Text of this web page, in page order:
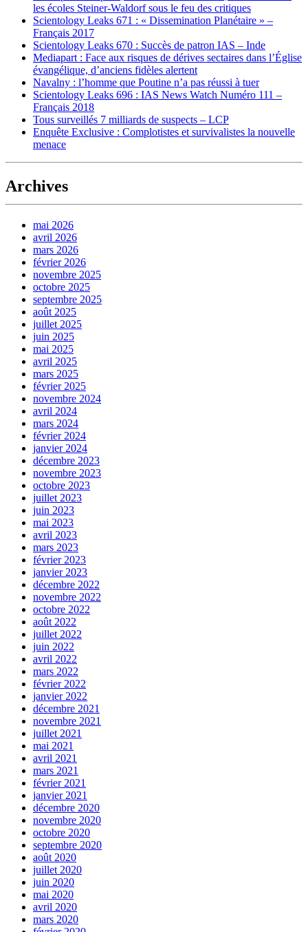
les écoles Steiner-Waldorf sous le feu des critiques
Scientology Leaks 671 : « Dissemination Planétaire » –
Français 2017
Scientology Leaks 670 : Succès de patron IAS – Inde
Mediapart : Face aux risques de dérives sectaires dans l’Église
évangélique, d’anciens fidèles alertent
Navalny : l’homme que Poutine n’a pas réussi à tuer
Scientology Leaks 696 : IAS News Watch Numéro 111 –
Français 2018
Tous surveillés 7 milliards de suspects – LCP
Enquête Exclusive : Complotistes et survivalistes la nouvelle
menace
Archives
mai 2026
avril 2026
mars 2026
février 2026
novembre 2025
octobre 2025
septembre 2025
août 2025
juillet 2025
juin 2025
mai 2025
avril 2025
mars 2025
février 2025
novembre 2024
avril 2024
mars 2024
février 2024
janvier 2024
décembre 2023
novembre 2023
octobre 2023
juillet 2023
juin 2023
mai 2023
avril 2023
mars 2023
février 2023
janvier 2023
décembre 2022
novembre 2022
octobre 2022
août 2022
juillet 2022
juin 2022
avril 2022
mars 2022
février 2022
janvier 2022
décembre 2021
novembre 2021
juillet 2021
mai 2021
avril 2021
mars 2021
février 2021
janvier 2021
décembre 2020
novembre 2020
octobre 2020
septembre 2020
août 2020
juillet 2020
juin 2020
mai 2020
avril 2020
mars 2020